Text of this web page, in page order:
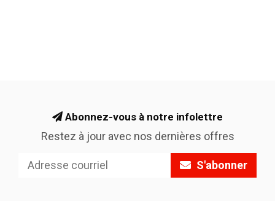
Abonnez-vous à notre infolettre
Restez à jour avec nos dernières offres
S'abonner